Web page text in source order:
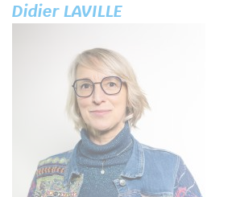
Didier LAVILLE